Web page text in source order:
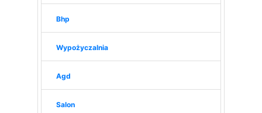
Bhp
Wypożyczalnia
Agd
Salon